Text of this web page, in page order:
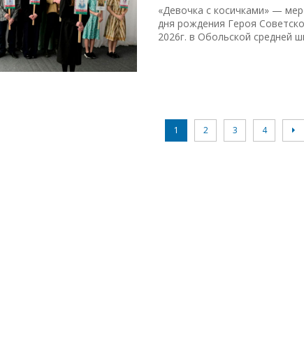
«Девочка с косичками» —
дня рождения Героя
2026г. в Обольской средней
1 2 3 4 